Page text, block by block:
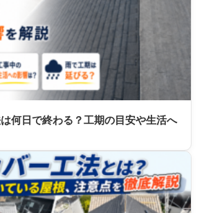
何日で終わる？工期の目安や生活へ